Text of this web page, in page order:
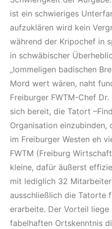
ist ein schwieriges
aufzuklären wird kein
während der Kripochef in
in schwäbischer
„lommeligen badischen
Mord wert wären, naht
Freiburger FWTM-Chef
sich bereit, die Tatort
Organisation einzubinden,
im Freiburger Westen eh
FWTM (Freiburg
kleine, dafür äußerst
mit lediglich 32
ausschließlich die Tatorte
erarbeite. Der Vorteil
fabelhaften Ortskenntnis